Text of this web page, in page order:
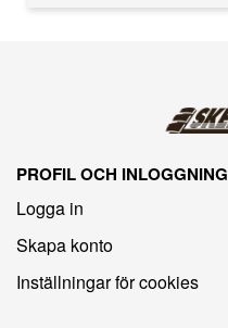
PROFIL OCH INLOGGNING
Logga in
Skapa konto
Inställningar för cookies